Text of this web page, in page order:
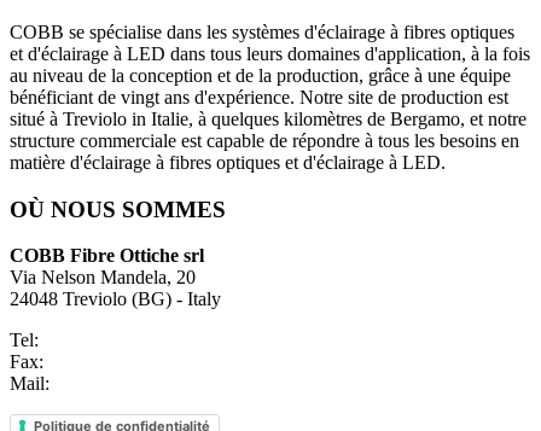
COBB se spécialise dans les systèmes d'éclairage à fibres optiques
et d'éclairage à LED dans tous leurs domaines d'application, à la fois
au niveau de la conception et de la production, grâce à une équipe
bénéficiant de vingt ans d'expérience. Notre site de production est
situé à Treviolo in Italie, à quelques kilomètres de Bergamo, et notre
structure commerciale est capable de répondre à tous les besoins en
matière d'éclairage à fibres optiques et d'éclairage à LED.
OÙ NOUS SOMMES
COBB Fibre Ottiche srl
Via Nelson Mandela, 20
24048 Treviolo (BG) - Italy
Tel:
Fax:
Mail:
Politique de confidentialité